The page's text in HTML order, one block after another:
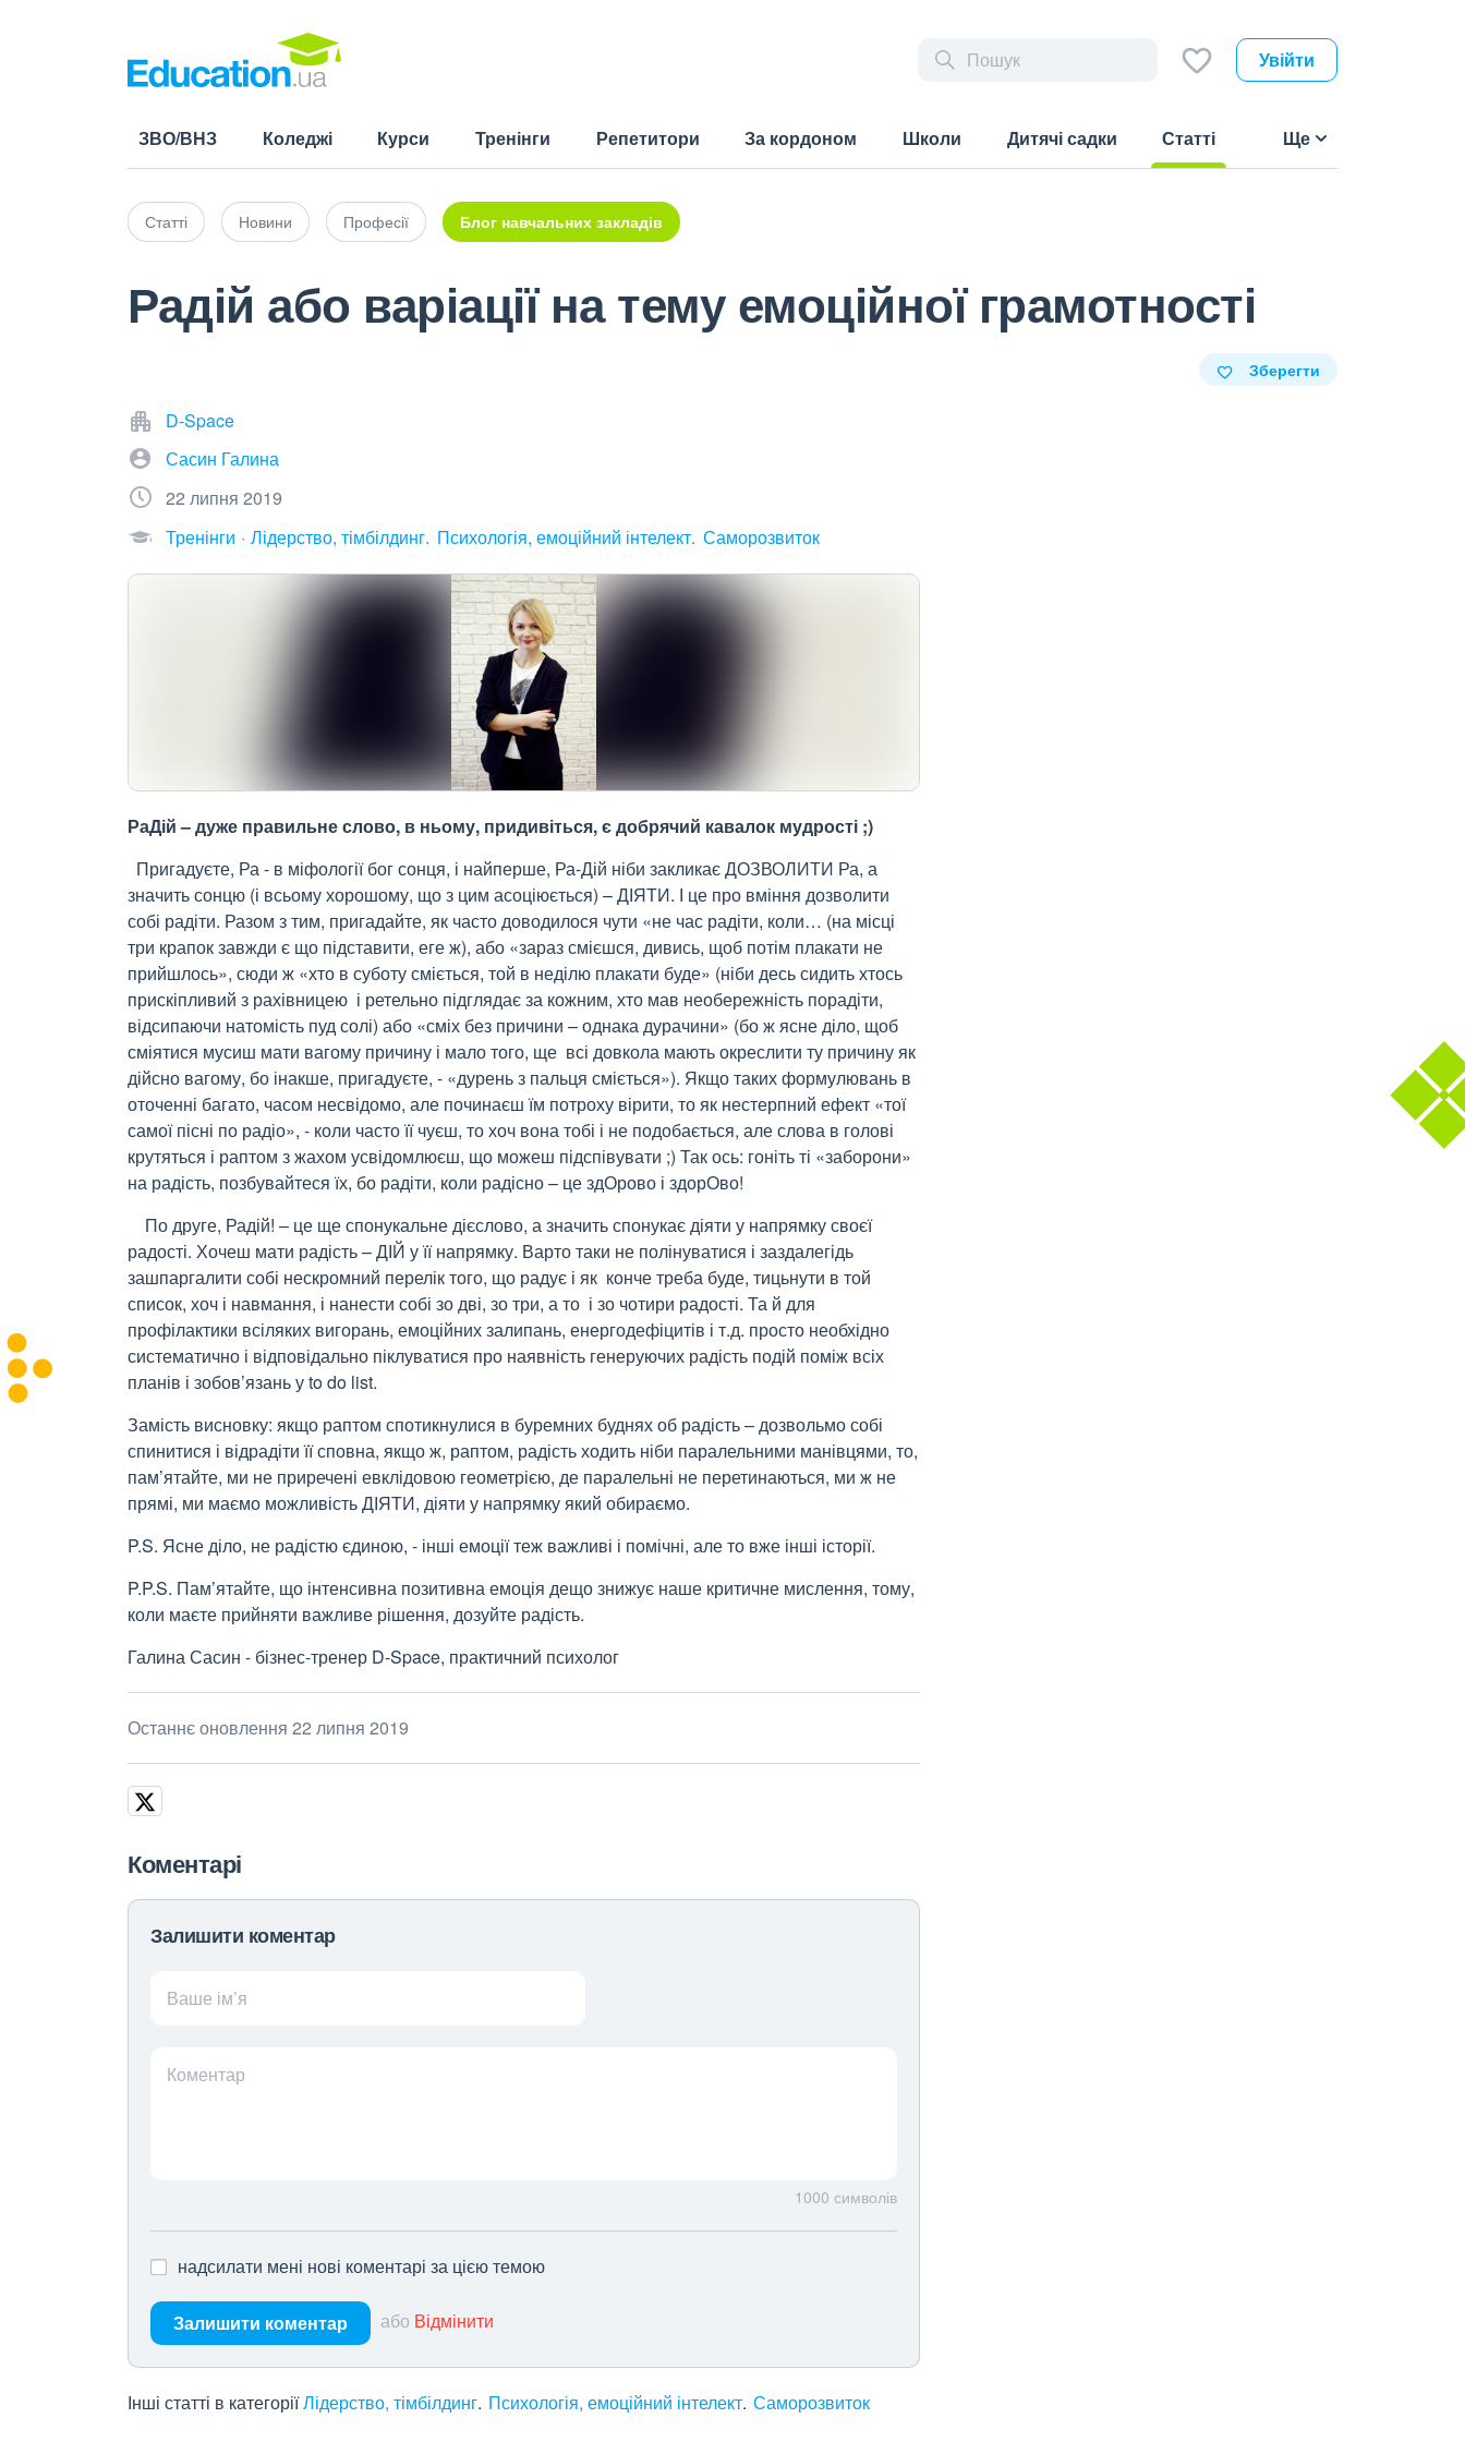
Увійти
ЗВО/ВНЗ Коледжі Курси Тренінги Репетитори За кордоном Школи Дитячі садки
Статті
Ще
Статті Новини Професії Блог навчальних закладів
Радій або варіації на тему емоційної грамотності
Зберегти
D-Space
Сасин Галина
22 липня 2019
Тренінги
Лідерство, тімбілдинг Психологія, емоційний інтелект Саморозвиток
РаДій – дуже правильне слово, в ньому, придивіться, є добрячий кавалок мудрості ;)
Пригадуєте, Ра - в міфології бог сонця, і найперше, Ра-Дій ніби закликає ДОЗВОЛИТИ Ра, а
значить сонцю (і всьому хорошому, що з цим асоціюється) – ДІЯТИ. І це про вміння дозволити
собі радіти. Разом з тим, пригадайте, як часто доводилося чути «не час радіти, коли… (на місці
три крапок завжди є що підставити, еге ж), або «зараз смієшся, дивись, щоб потім плакати не
прийшлось», сюди ж «хто в суботу сміється, той в неділю плакати буде» (ніби десь сидить хтось
прискіпливий з рахівницею і ретельно підглядає за кожним, хто мав необережність порадіти,
відсипаючи натомість пуд солі) або «сміх без причини – однака дурачини» (бо ж ясне діло, щоб
сміятися мусиш мати вагому причину і мало того, ще всі довкола мають окреслити ту причину як
дійсно вагому, бо інакше, пригадуєте, - «дурень з пальця сміється»). Якщо таких формулювань в
оточенні багато, часом несвідомо, але починаєш їм потроху вірити, то як нестерпний ефект «тої
самої пісні по радіо», - коли часто її чуєш, то хоч вона тобі і не подобається, але слова в голові
крутяться і раптом з жахом усвідомлюєш, що можеш підспівувати ;) Так ось: гоніть ті «заборони»
на радість, позбувайтеся їх, бо радіти, коли радісно – це здОрово і здорОво!
По друге, Радій! – це ще спонукальне дієслово, а значить спонукає діяти у напрямку своєї
радості. Хочеш мати радість – ДІЙ у її напрямку. Варто таки не полінуватися і заздалегідь
зашпаргалити собі нескромний перелік того, що радує і як конче треба буде, тицьнути в той
список, хоч і навмання, і нанести собі зо дві, зо три, а то і зо чотири радості. Та й для
профілактики всіляких вигорань, емоційних залипань, енергодефіцитів і т.д. просто необхідно
систематично і відповідально піклуватися про наявність генеруючих радість подій поміж всіх
планів і зобов’язань у to do list.
Замість висновку: якщо раптом спотикнулися в буремних буднях об радість – дозвольмо собі
спинитися і відрадіти її сповна, якщо ж, раптом, радість ходить ніби паралельними манівцями, то,
пам’ятайте, ми не приречені евклідовою геометрією, де паралельні не перетинаються, ми ж не
прямі, ми маємо можливість ДІЯТИ, діяти у напрямку який обираємо.
P.S. Ясне діло, не радістю єдиною, - інші емоції теж важливі і помічні, але то вже інші історії.
P.P.S. Пам’ятайте, що інтенсивна позитивна емоція дещо знижує наше критичне мислення, тому,
коли маєте прийняти важливе рішення, дозуйте радість.
Галина Сасин - бізнес-тренер D-Space, практичний психолог
Останнє оновлення 22 липня 2019
Коментарі
Залишити коментар
Ваше ім’я
Коментар
1000 символів
надсилати мені нові коментарі за цією темою
Залишити коментар або Відмінити
Інші статті в категоріїЛідерство, тімбілдинг Психологія, емоційний інтелект Саморозвиток